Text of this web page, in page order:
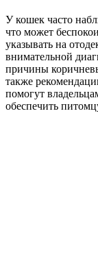
У кошек часто
что может
указывать на
внимательной
причины
также
помогут
обеспечить